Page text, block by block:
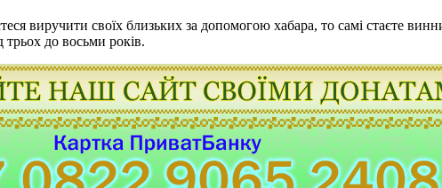
виручити своїх близьких за допомогою хабара, то самі стаєте
трьох до восьми років.